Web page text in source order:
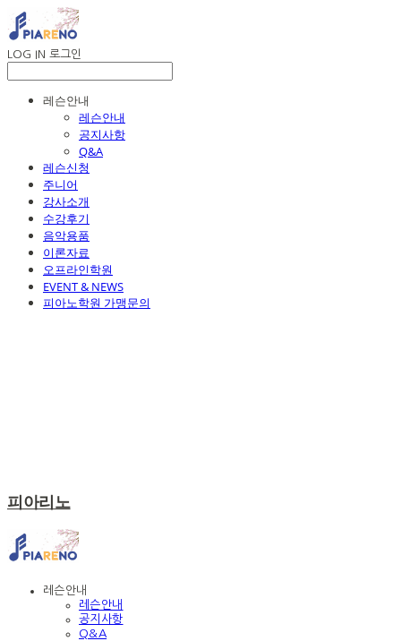
LOG IN 로그인
레슨안내
레슨안내
공지사항
Q&A
레슨신청
주니어
강사소개
수강후기
음악용품
이론자료
오프라인학원
EVENT & NEWS
피아노학원 가맹문의
피아리노
레슨안내
레슨안내
공지사항
Q&A